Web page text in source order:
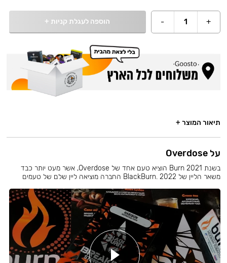
+
1
- הוספה לעגלת קניות +
תיאור המוצר +
על Overdose
בשנת 2021 Burn הוציא טעם אחד של Overdose, אשר מעט יותר כבד
משאר הליין של BlackBurn. 2022 החברה מוציאה ליין שלם של טעמים